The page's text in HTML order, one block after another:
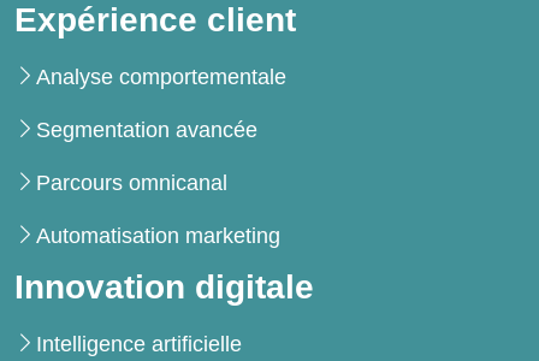
Expérience client
Analyse comportementale
Segmentation avancée
Parcours omnicanal
Automatisation marketing
Innovation digitale
Intelligence artificielle